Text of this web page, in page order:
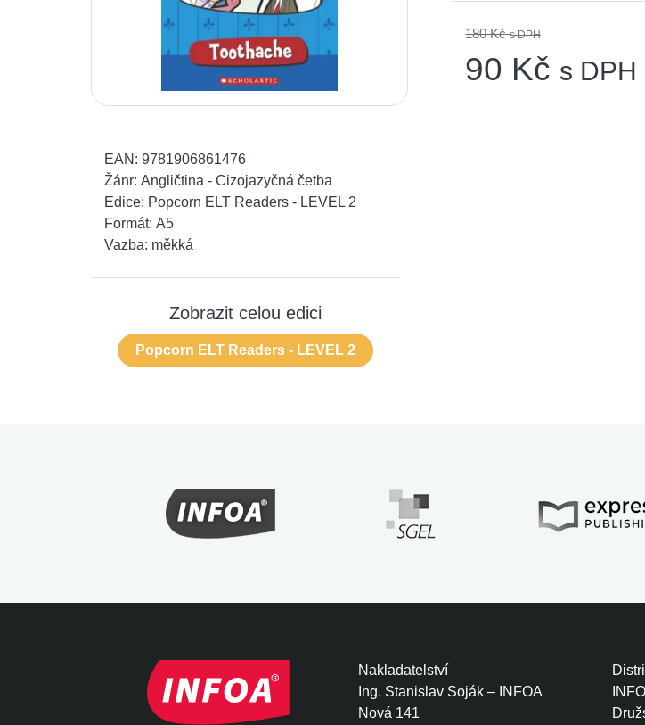
180 Kčs DPH
90 Kč s DPH
EAN: 9781906861476
Žánr: Angličtina - Cizojazyčná četba
Edice: Popcorn ELT Readers - LEVEL 2
Formát: A5
Vazba: měkká
Zobrazit celou edici
Popcorn ELT Readers - LEVEL 2
Nakladatelství
Ing. Stanislav Soják – INFOA
Nová 141